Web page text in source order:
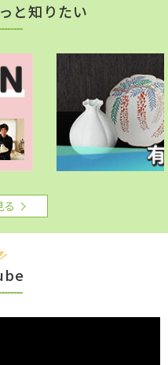
と知りたい
る